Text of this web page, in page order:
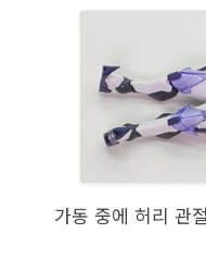
가동 중에 허리 관